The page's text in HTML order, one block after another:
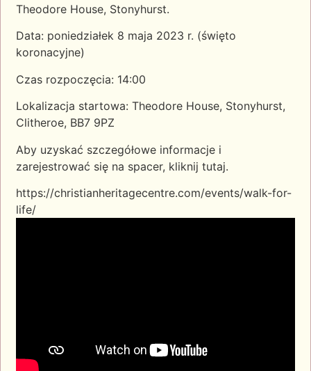
Theodore House, Stonyhurst.
Data: poniedziałek 8 maja 2023 r. (święto
koronacyjne)
Czas rozpoczęcia: 14:00
Lokalizacja startowa: Theodore House, Stonyhurst,
Clitheroe, BB7 9PZ
Aby uzyskać szczegółowe informacje i
zarejestrować się na spacer, kliknij tutaj.
https://christianheritagecentre.com/events/walk-for-
life/